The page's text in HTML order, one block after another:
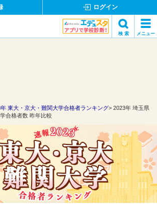
ログイン
検 索 メニュー
東大・京大・難関大学合格者ランキング
2023年 埼玉県
合格者数 昨年比較